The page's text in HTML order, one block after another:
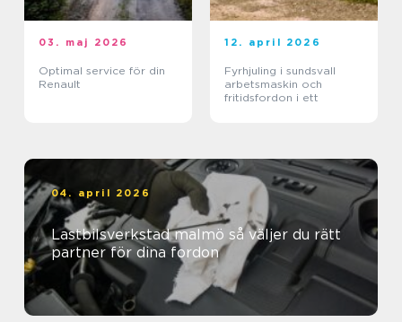
03. maj 2026
Optimal service för din
Renault
12. april 2026
Fyrhjuling i sundsvall
arbetsmaskin och
fritidsfordon i ett
04. april 2026
Lastbilsverkstad malmö så väljer du rätt
partner för dina fordon